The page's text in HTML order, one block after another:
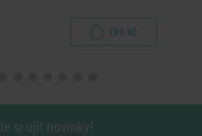
199 Kč
si ujít novinky!